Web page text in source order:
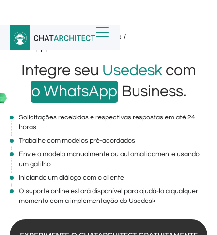
Início Integrações do WhatsApp /
Whatsapp para Usedesk
Integre seu Usedeskcom
o WhatsApp Business.
Solicitações recebidas e respectivas respostas em até 24
horas
Trabalhe com modelos pré-acordados
Envie o modelo manualmente ou automaticamente usando
um gatilho
Iniciando um diálogo com o cliente
O suporte online estará disponível para ajudá-lo a qualquer
momento com a implementação do Usedesk